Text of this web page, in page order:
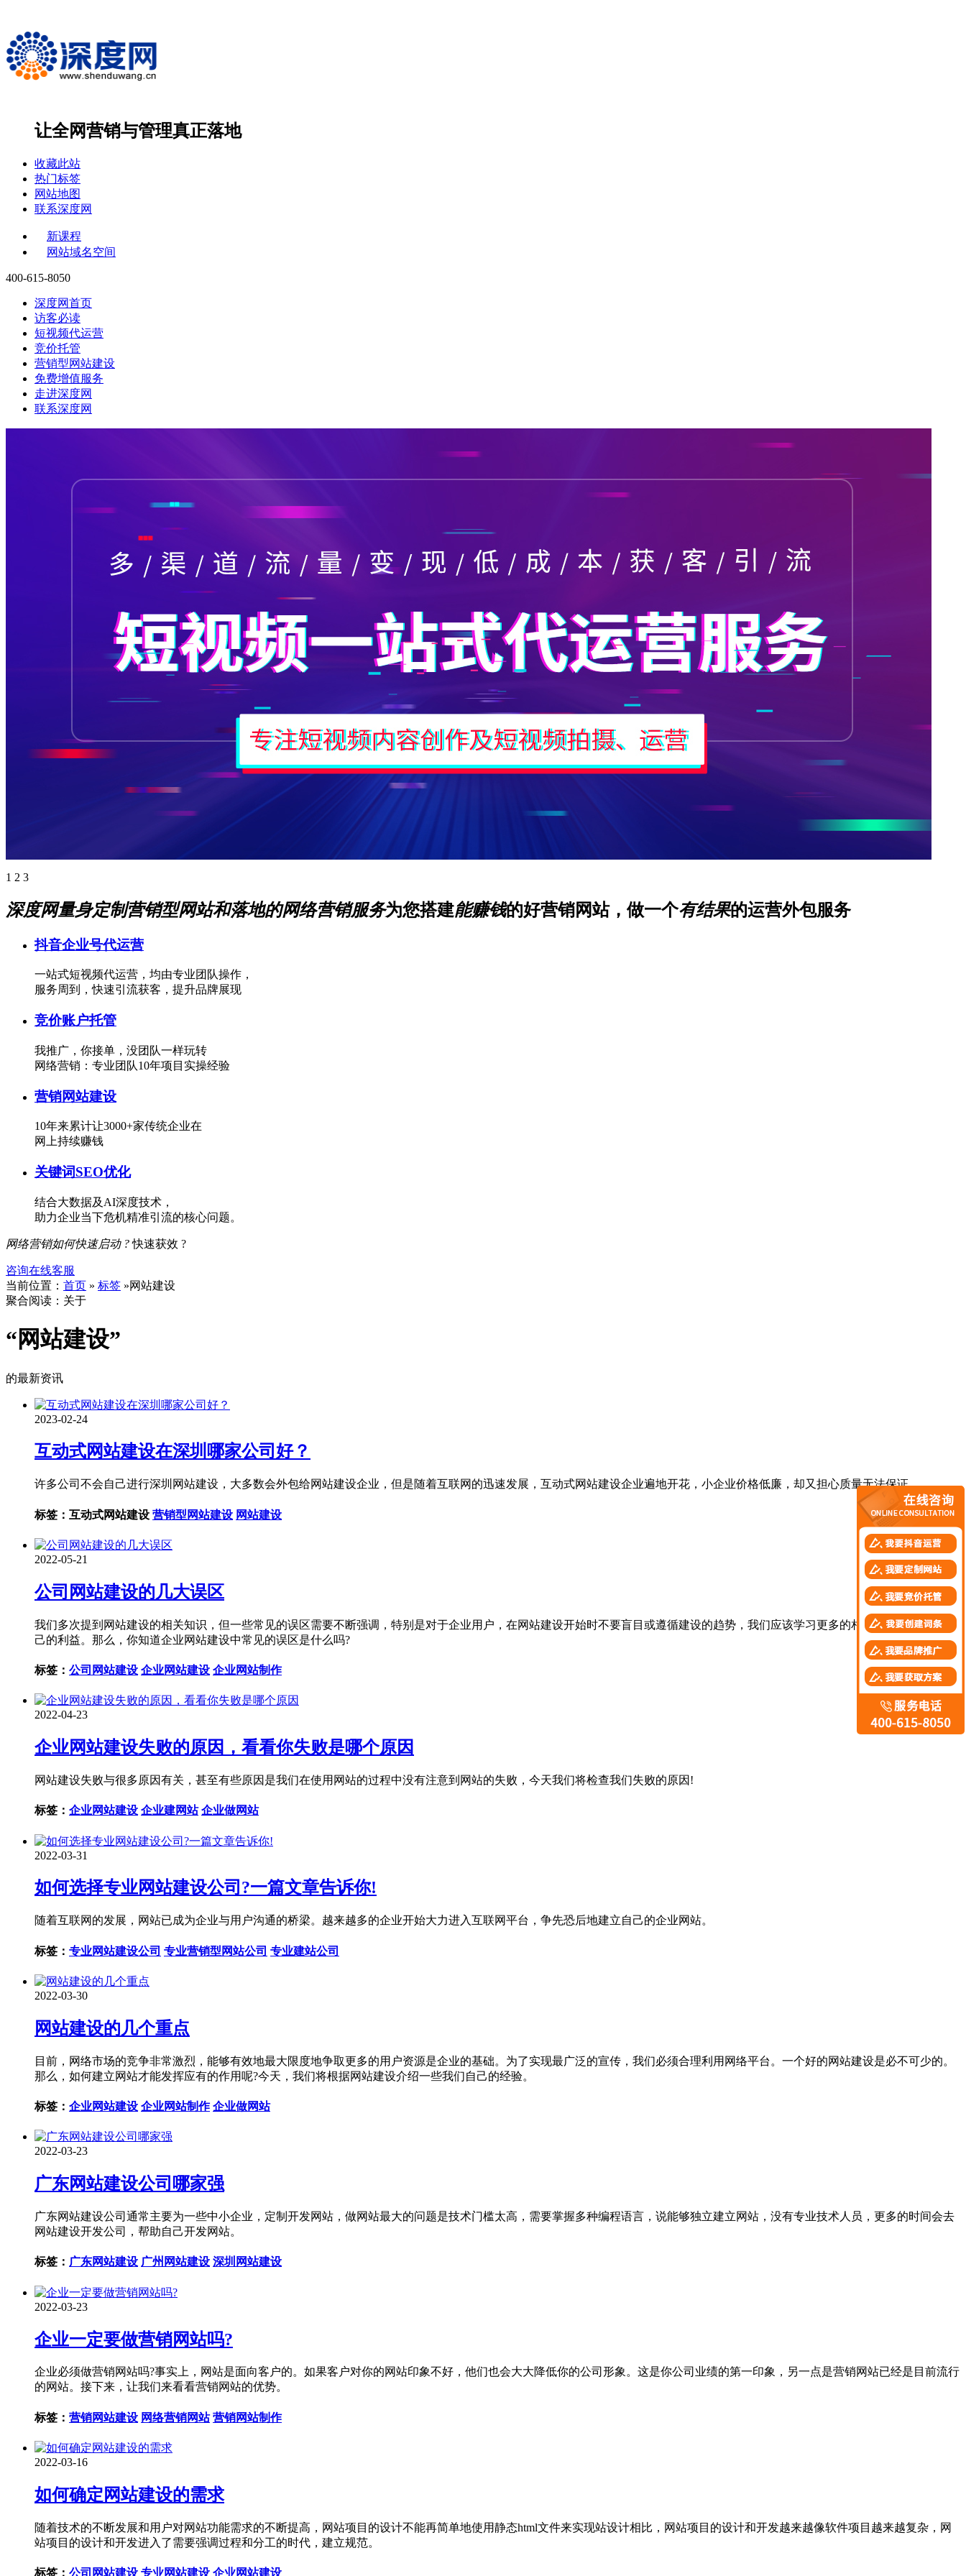
让全网营销与管理真正落地
收藏此站
热门标签
网站地图
联系深度网
新课程
网站域名空间
400-615-8050
深度网首页
访客必读
短视频代运营
竞价托管
营销型网站建设
免费增值服务
走进深度网
联系深度网
1 2 3
深度网量身定制营销型网站和落地的网络营销服务为您搭建能赚钱的好营销网站，做一个有结果的运营外包服务
抖音企业号代运营
一站式短视频代运营，均由专业团队操作，
服务周到，快速引流获客，提升品牌展现
竞价账户托管
我推广，你接单，没团队一样玩转
网络营销：专业团队10年项目实操经验
营销网站建设
10年来累计让3000+家传统企业在
网上持续赚钱
关键词SEO优化
结合大数据及AI深度技术，
助力企业当下危机精准引流的核心问题。
网络营销如何快速启动 ?快速获效 ?
咨询在线客服
当前位置： 首页 » 标签 »网站建设
聚合阅读：关于
“网站建设”
的最新资讯
2023-02-24
互动式网站建设在深圳哪家公司好？
许多公司不会自己进行深圳网站建设，大多数会外包给网站建设企业，但是随着互联网的迅速发展，互动式网站建设企业遍地开花，小企业价格低廉，却又担心质量无法保证。
标签：互动式网站建设 营销型网站建设 网站建设
2022-05-21
公司网站建设的几大误区
我们多次提到网站建设的相关知识，但一些常见的误区需要不断强调，特别是对于企业用户，在网站建设开始时不要盲目或遵循建设的趋势，我们应该学习更多的相关技能，以保护自
己的利益。那么，你知道企业网站建设中常见的误区是什么吗?
标签： 公司网站建设 企业网站建设 企业网站制作
2022-04-23
企业网站建设失败的原因，看看你失败是哪个原因
网站建设失败与很多原因有关，甚至有些原因是我们在使用网站的过程中没有注意到网站的失败，今天我们将检查我们失败的原因!
标签： 企业网站建设 企业建网站 企业做网站
2022-03-31
如何选择专业网站建设公司?一篇文章告诉你!
随着互联网的发展，网站已成为企业与用户沟通的桥梁。越来越多的企业开始大力进入互联网平台，争先恐后地建立自己的企业网站。
标签： 专业网站建设公司 专业营销型网站公司 专业建站公司
2022-03-30
网站建设的几个重点
目前，网络市场的竞争非常激烈，能够有效地最大限度地争取更多的用户资源是企业的基础。为了实现最广泛的宣传，我们必须合理利用网络平台。一个好的网站建设是必不可少的。
那么，如何建立网站才能发挥应有的作用呢?今天，我们将根据网站建设介绍一些我们自己的经验。
标签： 企业网站建设 企业网站制作 企业做网站
2022-03-23
广东网站建设公司哪家强
广东网站建设公司通常主要为一些中小企业，定制开发网站，做网站最大的问题是技术门槛太高，需要掌握多种编程语言，说能够独立建立网站，没有专业技术人员，更多的时间会去
网站建设开发公司，帮助自己开发网站。
标签： 广东网站建设 广州网站建设 深圳网站建设
2022-03-23
企业一定要做营销网站吗?
企业必须做营销网站吗?事实上，网站是面向客户的。如果客户对你的网站印象不好，他们也会大大降低你的公司形象。这是你公司业绩的第一印象，另一点是营销网站已经是目前流行
的网站。接下来，让我们来看看营销网站的优势。
标签： 营销网站建设 网络营销网站 营销网站制作
2022-03-16
如何确定网站建设的需求
随着技术的不断发展和用户对网站功能需求的不断提高，网站项目的设计不能再简单地使用静态html文件来实现站设计相比，网站项目的设计和开发越来越像软件项目越来越复杂，网
站项目的设计和开发进入了需要强调过程和分工的时代，建立规范。
标签： 公司网站建设 专业网站建设 企业网站建设